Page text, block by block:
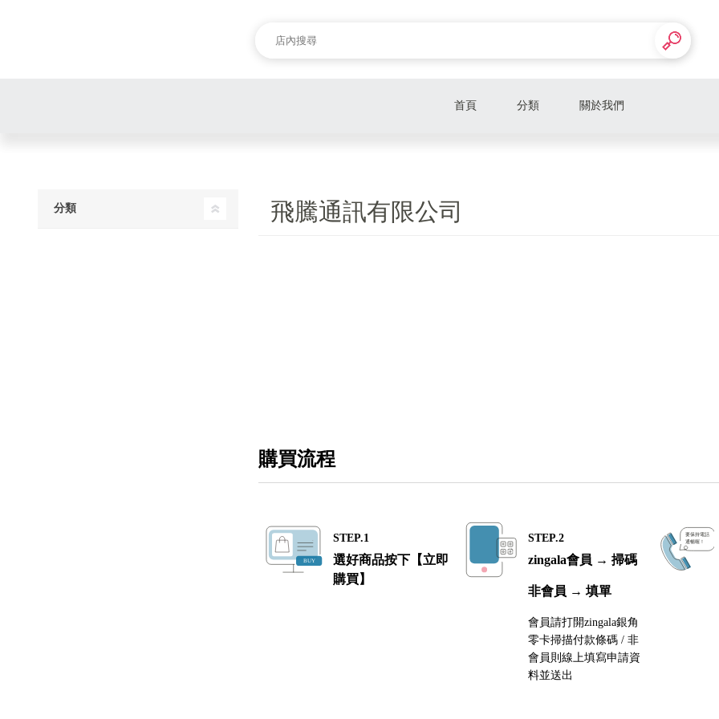
首頁 分類 關於我們
飛騰通訊有限公司
購買流程
STEP.1
選好商品按下【立即
購買】
STEP.2
zingala會員 → 掃碼
非會員 → 填單
會員請打開zingala銀角
零卡掃描付款條碼 / 非
會員則線上填寫申請資
料並送出
分類